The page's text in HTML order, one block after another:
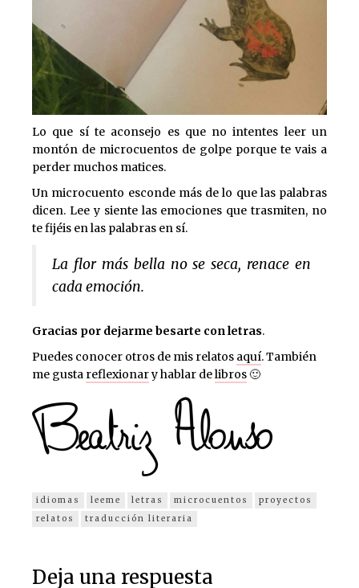
Lo que sí te aconsejo es que no intentes leer un
montón de microcuentos de golpe porque te vais a
perder muchos matices.
Un microcuento esconde más de lo que las palabras
dicen. Lee y siente las emociones que trasmiten, no
te fijéis en las palabras en sí.
La flor más bella no se seca, renace en
cada emoción.
Gracias por dejarme besarte con letras.
Puedes conocer otros de mis relatos aquí. También
me gusta reflexionary hablar delibros🙂
idiomas leeme letras microcuentos
proyectos
relatos
traducción literaria
Deja una respuesta